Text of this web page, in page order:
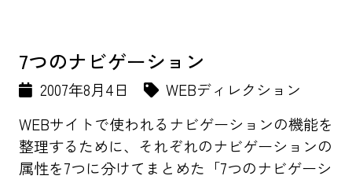
7つのナビゲーション
2007年8月4日
WEBディレクション
WEBサイトで使われるナビゲーションの機能を
整理するために、それぞれのナビゲーションの
属性を7つに分けてまとめた「7つのナビゲーシ